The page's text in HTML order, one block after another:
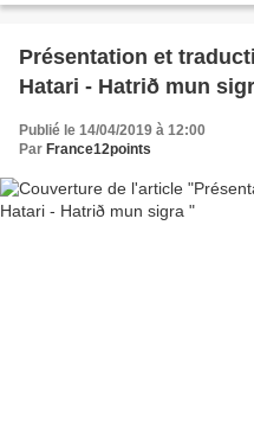
Présentation et
Hatari - Hatrið mun
Publié le 14/04/2019 à 12:00
Par France12points